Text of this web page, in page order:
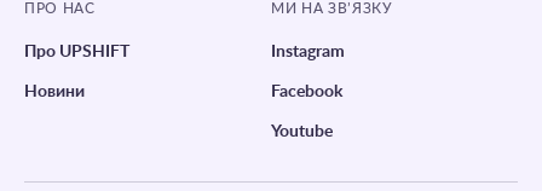
ПРО НАС
Про UPSHIFT
Новини
МИ НА ЗВ’ЯЗКУ
Instagram
Facebook
Youtube